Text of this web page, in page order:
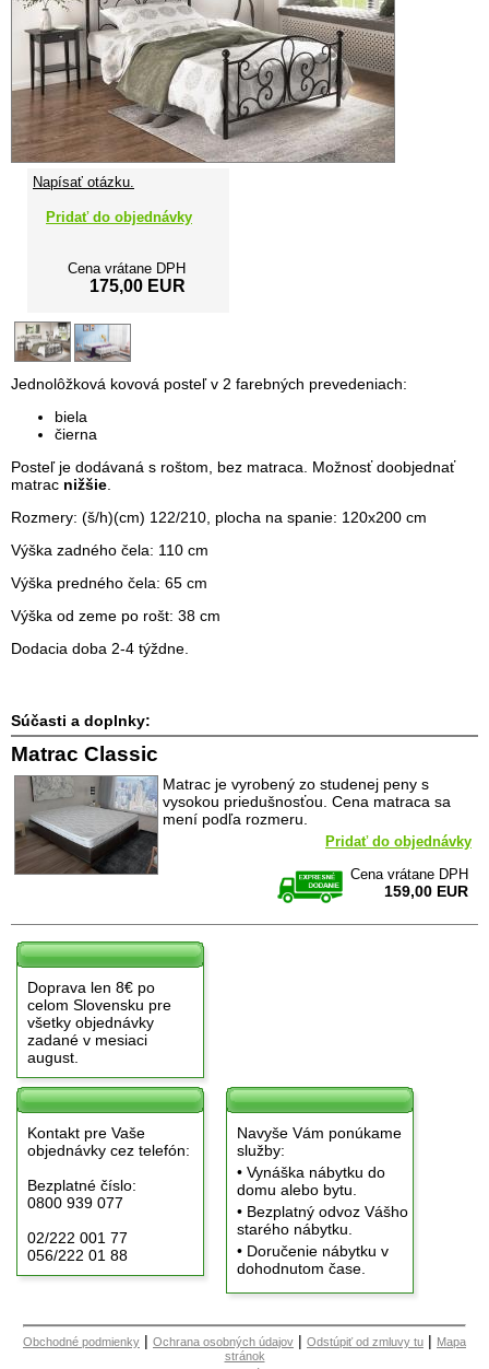
Napísať otázku.
Pridať do objednávky
Cena vrátane DPH
175,00 EUR
Jednolôžková kovová posteľ v 2 farebných prevedeniach:
biela
čierna
Posteľ je dodávaná s roštom, bez matraca. Možnosť doobjednať
matrac nižšie
Rozmery: (š/h)(cm) 122/210, plocha na spanie: 120x200 cm
Výška zadného čela: 110 cm
Výška predného čela: 65 cm
Výška od zeme po rošt: 38 cm
Dodacia doba 2-4 týždne.
Súčasti a doplnky:
Matrac Classic
Matrac je vyrobený zo studenej peny s
vysokou priedušnosťou. Cena matraca sa
mení podľa rozmeru.
Pridať do objednávky
Cena vrátane DPH
159,00 EUR
Doprava len 8€ po
celom Slovensku pre
všetky objednávky
zadané v mesiaci
august.
Kontakt pre Vaše
objednávky cez telefón:
Bezplatné číslo:
0800 939 077
02/222 001 77
056/222 01 88
Navyše Vám ponúkame
služby:
• Vynáška nábytku do
domu alebo bytu.
• Bezplatný odvoz Vášho
starého nábytku.
• Doručenie nábytku v
dohodnutom čase.
Obchodné podmienky | Ochrana osobných údajov | Odstúpiť od zmluvy tu | Mapa
stránok